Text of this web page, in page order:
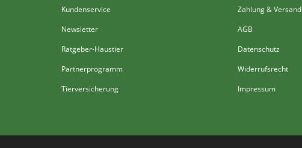
Kundenservice
Newsletter
Ratgeber-Haustier
Partnerprogramm
Tierversicherung
Zahlung & Versand
AGB
Datenschutz
Widerrufsrecht
Impressum